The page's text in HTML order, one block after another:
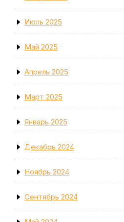
Июль 2025
Май 2025
Апрель 2025
Март 2025
Январь 2025
Декабрь 2024
Ноябрь 2024
Сентябрь 2024